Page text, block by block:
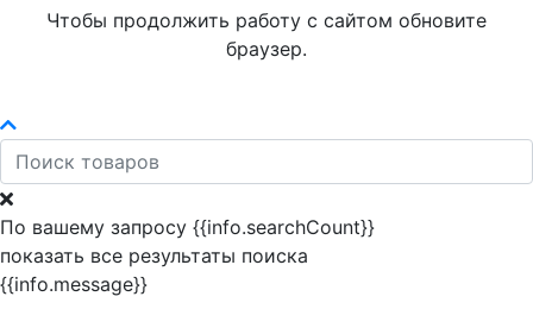
Чтобы продолжить работу с сайтом обновите
браузер.
По вашему запросу {{info.searchCount}}
показать все результаты поиска
{{info.message}}